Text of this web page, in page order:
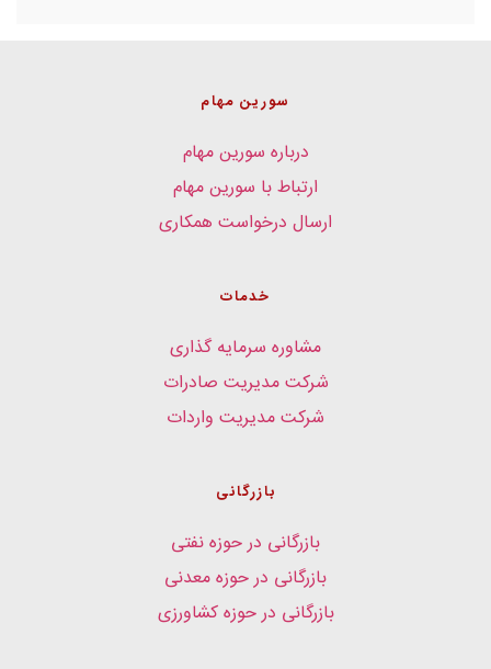
سورین مهام
درباره سورین مهام
ارتباط با سورین مهام
ارسال درخواست همکاری
خدمات
مشاوره سرمایه گذاری
شرکت مدیریت صادرات
شرکت مدیریت واردات
بازرگانی
بازرگانی در حوزه نفتی
بازرگانی در حوزه معدنی
بازرگانی در حوزه کشاورزی